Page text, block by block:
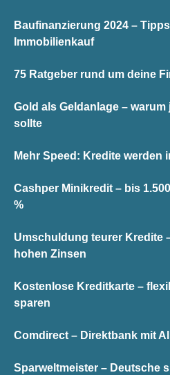
Baufinanzierung 2024 –
Immobilienkauf
75 Ratgeber rund um deine
Gold als Geldanlage –
sollte
Mehr Speed: Kredite werden
Cashper Minikredit – bis
%
Umschuldung teurer Kredite
hohen Zinsen
Kostenlose Kreditkarte –
sparen
Comdirect – Direktbank mit
Sparweltmeister – Deutsche